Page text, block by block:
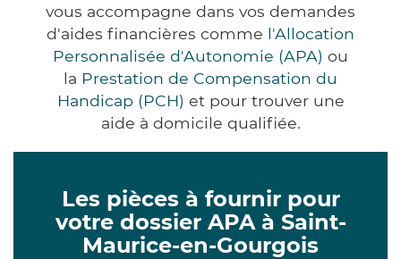
vous accompagne dans vos demandes
d'aides financières comme l'Allocation
Personnalisée d'Autonomie (APA) ou
la Prestation de Compensation du
Handicap (PCH) et pour trouver une
aide à domicile qualifiée.
Les pièces à fournir pour
votre dossier APA à Saint-
Maurice-en-Gourgois